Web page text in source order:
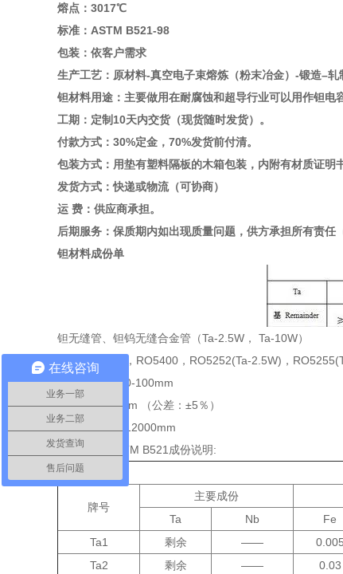
熔点：3017℃
标准：ASTM B521-98
包装：依客户需求
生产工艺：原材料-真空电子束熔炼（粉末冶金）-锻造–轧
钽材料用途：主要做用在耐腐蚀和超导行业可以用作钽电
工期：定制10天内交货（现货随时发货）。
付款方式：30%定金，70%发货前付清。
包装方式：用垫有塑料隔板的木箱包装，内附有材质证明
发货方式：快递或物流（可协商）
运 费：供应商承担。
后期服务：保质期内如出现质量问题，供方承担所有责任
钽材料成份单
钽无缝管、钽钨无缝合金管（Ta-2.5W， Ta-10W）
牌号:RO5200，RO5400，RO5252(Ta-2.5W)，
规格:直径:φ2.0-100mm
厚度:0.2-5.0mm （公差：±5％）
长度:100mm-12000mm
执得标准: ASTM B521成份说明:
牌号
主要成份
Ta
Nb Fe
Ta1
剩余 —— 0.005
Ta2
剩余 —— 0.03
在线咨询
业务一部
业务二部
发货查询
售后问题